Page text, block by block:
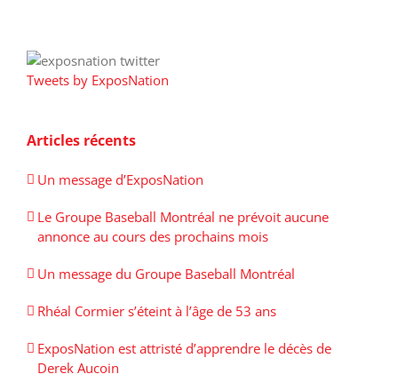
Tweets by ExposNation
Articles récents
Un message d’ExposNation
Le Groupe Baseball Montréal ne prévoit aucune
annonce au cours des prochains mois
Un message du Groupe Baseball Montréal
Rhéal Cormier s’éteint à l’âge de 53 ans
ExposNation est attristé d’apprendre le décès de
Derek Aucoin